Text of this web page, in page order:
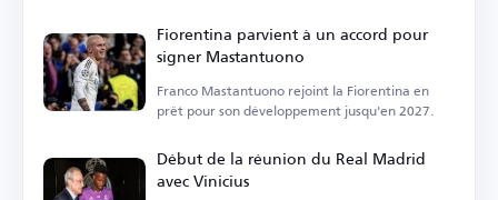
Fiorentina parvient à un accord pour
signer Mastantuono
Franco Mastantuono rejoint la Fiorentina en
prêt pour son développement jusqu'en 2027.
Début de la réunion du Real Madrid
avec Vinicius